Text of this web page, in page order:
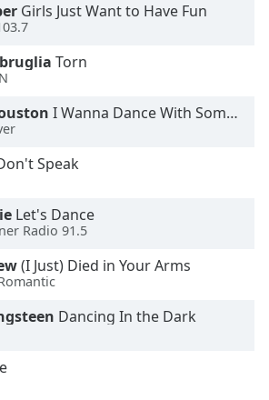
Girls Just Want to Have Fun
Torn
I Wanna Dance With Somebody
Speak
Let's Dance
Radio 91.5
(I Just) Died in Your Arms
Dancing In the Dark